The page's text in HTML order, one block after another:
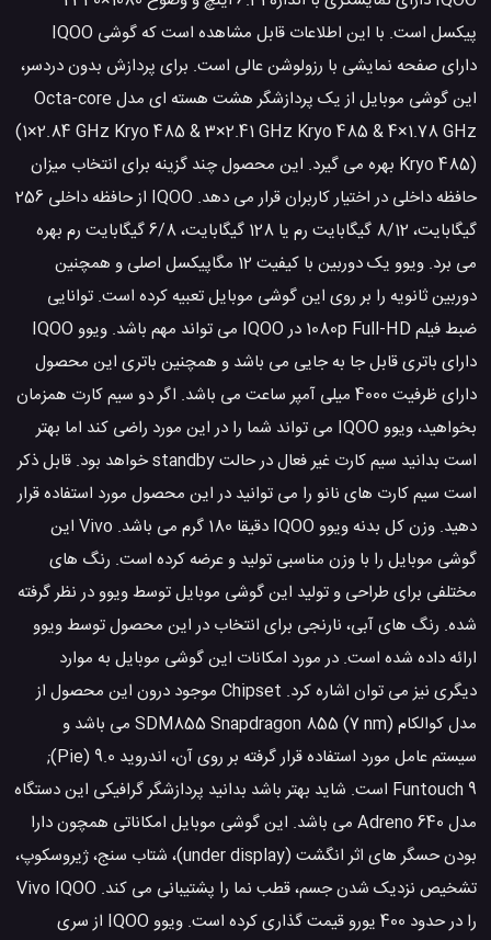
پیکسل است. با این اطلاعات قابل مشاهده است که گوشی IQOO
دارای صفحه نمایشی با رزولوشن عالی است. برای پردازش بدون دردسر،
این گوشی موبایل از یک پردازشگر هشت هسته ای مدل Octa-core
(1×2.84 GHz Kryo 485 & 3×2.41 GHz Kryo 485 & 4×1.78 GHz
Kryo 485) بهره می گیرد. این محصول چند گزینه برای انتخاب میزان
حافظه داخلی در اختیار کاربران قرار می دهد. IQOO از حافظه داخلی 256
گیگابایت، 8/12 گیگابایت رم یا 128 گیگابایت، 6/8 گیگابایت رم بهره
می برد. ویوو یک دوربین با کیفیت 12 مگاپیکسل اصلی و همچنین
دوربین ثانویه را بر روی این گوشی موبایل تعبیه کرده است. توانایی
ضبط فیلم 1080p Full-HD در IQOO می تواند مهم باشد. ویوو IQOO
دارای باتری قابل جا به جایی می باشد و همچنین باتری این محصول
دارای ظرفیت 4000 میلی آمپر ساعت می باشد. اگر دو سیم کارت همزمان
بخواهید، ویوو IQOO می تواند شما را در این مورد راضی کند اما بهتر
است بدانید سیم کارت غیر فعال در حالت standby خواهد بود. قابل ذکر
است سیم کارت های نانو را می توانید در این محصول مورد استفاده قرار
دهید. وزن کل بدنه ویوو IQOO دقیقا 180 گرم می باشد. Vivo این
گوشی موبایل را با وزن مناسبی تولید و عرضه کرده است. رنگ های
مختلفی برای طراحی و تولید این گوشی موبایل توسط ویوو در نظر گرفته
شده. رنگ های آبی، نارنجی برای انتخاب در این محصول توسط ویوو
ارائه داده شده است. در مورد امکانات این گوشی موبایل به موارد
دیگری نیز می توان اشاره کرد. Chipset موجود درون این محصول از
مدل کوالکام SDM855 Snapdragon 855 (7 nm) می باشد و
سیستم عامل مورد استفاده قرار گرفته بر روی آن، اندروید 9.0 (Pie);
Funtouch 9 است. شاید بهتر باشد بدانید پردازشگر گرافیکی این دستگاه
مدل Adreno 640 می باشد. این گوشی موبایل امکاناتی همچون دارا
بودن حسگر های اثر انگشت (under display)، شتاب سنج، ژیروسکوپ،
تشخیص نزدیک شدن جسم، قطب نما را پشتیبانی می کند. Vivo IQOO
را در حدود 400 یورو قیمت گذاری کرده است. ویوو IQOO از سری